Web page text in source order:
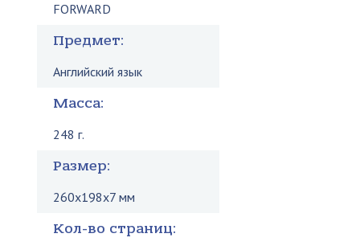
FORWARD
Предмет:
Английский язык
Масса:
248 г.
Размер:
260x198x7 мм
Кол-во страниц: